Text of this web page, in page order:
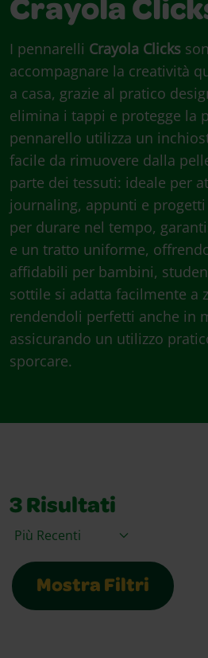
Crayola
I pennarelli Crayola Clicks
accompagnare la creatività
a casa, grazie al pratico
elimina i tappi e protegge la
pennarello utilizza un
facile da rimuovere dalla
parte dei tessuti: ideale per
journaling, appunti e progetti
per durare nel tempo,
e un tratto uniforme,
affidabili per bambini,
sottile si adatta facilmente a
rendendoli perfetti anche in
assicurando un utilizzo
sporcare.
3 Risultati
Ordina per
Mostra Filtri